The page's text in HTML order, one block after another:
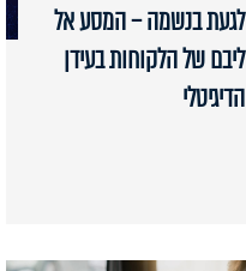
לגעת בנשמה – המסע אל
ליבם של הלקוחות בעידן
הדיגיטלי